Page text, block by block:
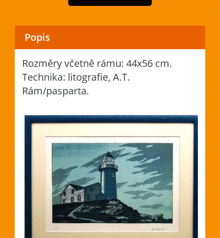
Popis
Rozměry včetně rámu: 44x56 cm.
Technika: litografie, A.T.
Rám/pasparta.